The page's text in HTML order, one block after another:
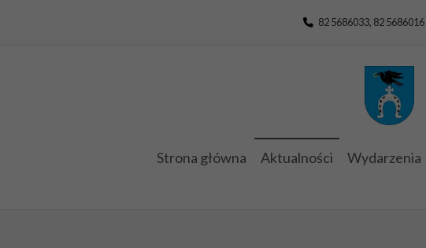
82 5686033, 82 5686016
Strona główna Aktualności Wydarzenia